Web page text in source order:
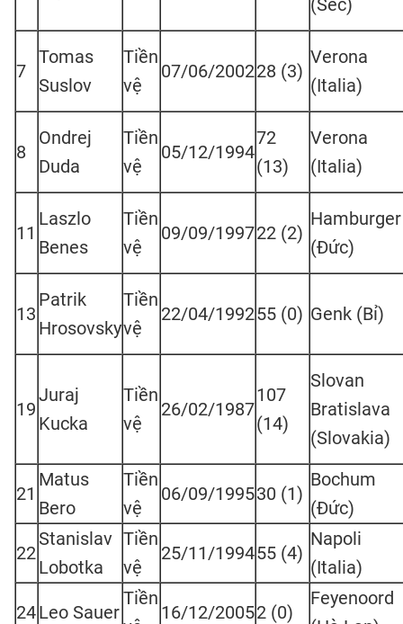
(Séc)
7
Tomas
Suslov
Tiền
vệ
07/06/200228 (3)
Verona
(Italia)
8
Ondrej
Duda
Tiền
vệ
05/12/1994
72
(13)
Verona
(Italia)
11
Laszlo
Benes
Tiền
vệ
09/09/199722 (2)
Hamburger
(Đức)
13
Patrik
Hrosovsky
Tiền
vệ
22/04/199255 (0) Genk (Bỉ)
19
Juraj
Kucka
Tiền
vệ
26/02/1987
107
(14)
Slovan
Bratislava
(Slovakia)
21
Matus
Bero
Tiền
vệ
06/09/199530 (1)
Bochum
(Đức)
22
Stanislav
Lobotka
Tiền
vệ
25/11/199455 (4)
Napoli
(Italia)
24Leo Sauer
Tiền
16/12/20052 (0)
Feyenoord